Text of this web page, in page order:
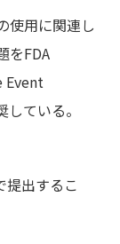
使用に関連し
をFDA
Event
ている。
提出するこ